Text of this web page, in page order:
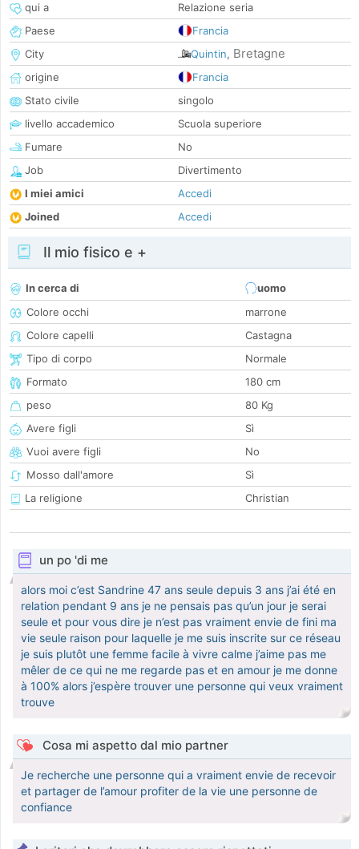
qui a
Relazione seria
Paese
Francia
City
Quintin, Bretagne
origine
Francia
Stato civile
singolo
livello accademico
Scuola superiore
Fumare
No
Job
Divertimento
I miei amici
Accedi
Joined
Accedi
Il mio fisico e +
In cerca di
uomo
Colore occhi
marrone
Colore capelli
Castagna
Tipo di corpo
Normale
Formato
180 cm
peso
80 Kg
Avere figli
Sì
Vuoi avere figli
No
Mosso dall'amore
Sì
La religione
Christian
un po 'di me
alors moi c’est Sandrine 47 ans seule depuis 3 ans j’ai été en
relation pendant 9 ans je ne pensais pas qu’un jour je serai
seule et pour vous dire je n’est pas vraiment envie de fini ma
vie seule raison pour laquelle je me suis inscrite sur ce réseau
je suis plutôt une femme facile à vivre calme j’aime pas me
mêler de ce qui ne me regarde pas et en amour je me donne
à 100% alors j’espère trouver une personne qui veux vraiment
trouve
Cosa mi aspetto dal mio partner
Je recherche une personne qui a vraiment envie de recevoir
et partager de l’amour profiter de la vie une personne de
confiance